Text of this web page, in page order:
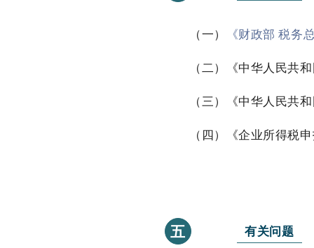
（一） 《财政部 税务
（二）《中华人民共和
（三）《中华人民共和
（四）《企业所得税申
五 有关问题